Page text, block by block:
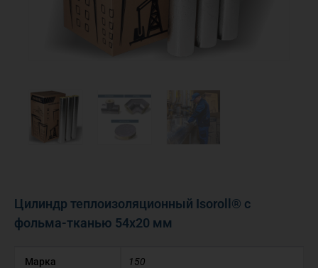
Цилиндр теплоизоляционный Isoroll® с
фольма-тканью 54х20 мм
Марка 150